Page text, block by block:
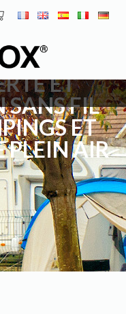
ET
SANS FIL
ET
PLEIN AIR